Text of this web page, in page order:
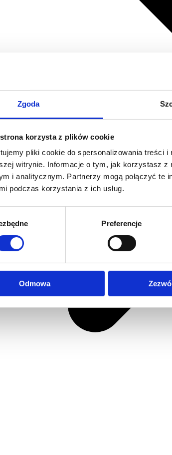
Zgoda
korzysta z plików cookie
pliki cookie do spersonalizowania treści
witrynie. Informacje o tym, jak korzystasz
i analitycznym. Partnerzy mogą połączyć te
podczas korzystania z ich usług.
Preferencje
Odmowa